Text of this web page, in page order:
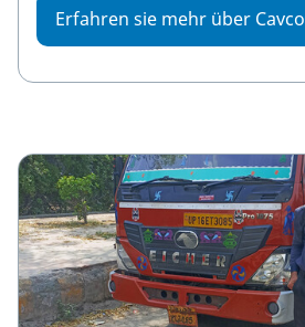
Erfahren sie mehr über Cavco